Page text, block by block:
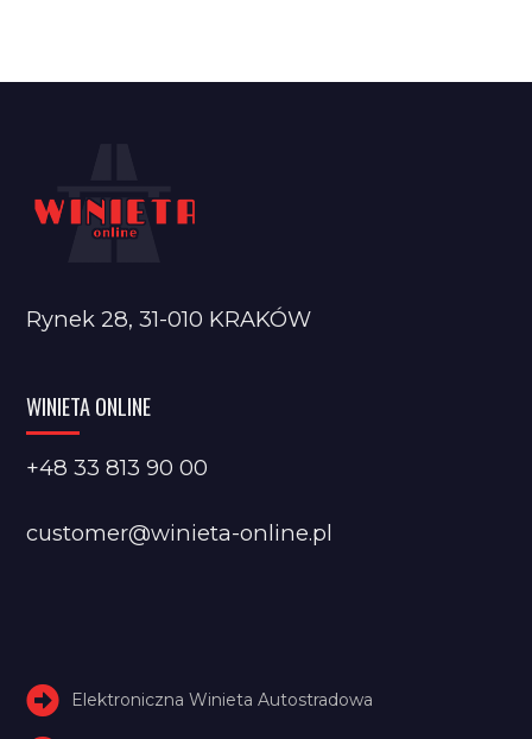
Rynek 28, 31-010 KRAKÓW
WINIETA ONLINE
+48 33 813 90 00
customer@winieta-online.pl
Elektroniczna Winieta Autostradowa